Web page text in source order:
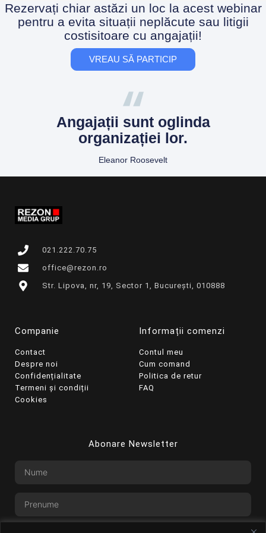
Rezervați chiar astăzi un loc la acest webinar
pentru a evita situații neplăcute sau litigii
costisitoare cu angajații!
VREAU SĂ PARTICIP
Angajații sunt oglinda
organizației lor.
Eleanor Roosevelt
021.222.70.75
office@rezon.ro
Str. Lipova, nr, 19, Sector 1, București, 010888
Companie
Contact
Despre noi
Confidențialitate
Termeni și condiții
Cookies
Informații comenzi
Contul meu
Cum comand
Politica de retur
FAQ
Abonare Newsletter